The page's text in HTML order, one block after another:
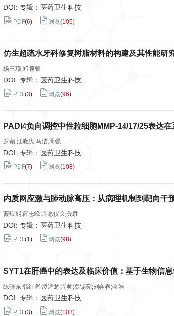
DOI: 专辑：医药卫生科技
PDF(6) 浏览(105)
仿生超疏水牙科修复树脂材料的构建及其性能研
杨玉瑾;郑顺丽
DOI: 专辑：医药卫生科技
PDF(3) 浏览(96)
PADI4负向调控中性粒细胞MMP-14/17/25表达
罗颖;汪晓庆;马洁;周强
DOI: 专辑：医药卫生科技
PDF(7) 浏览(108)
内质网应激与肺动脉高压：从病理机制到靶向干
曹煜熙;薛志峰;周思仪;刘先胜
DOI: 专辑：医药卫生科技
PDF(1) 浏览(98)
SYT1在肝癌中的表达及临床价值：基于生物信
陈骑东;韩红彪;凌潜龙;周帅;秦锡亮;刘会春;金浩
DOI: 专辑：医药卫生科技
PDF(3) 浏览(103)